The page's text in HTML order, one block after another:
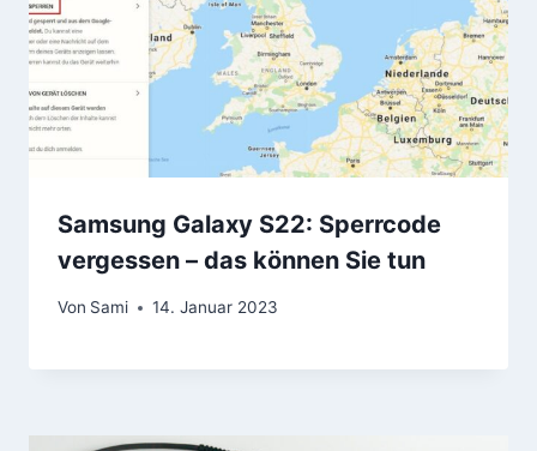
Samsung Galaxy S22: Sperrcode
vergessen – das können Sie tun
Von Sami 14. Januar 2023